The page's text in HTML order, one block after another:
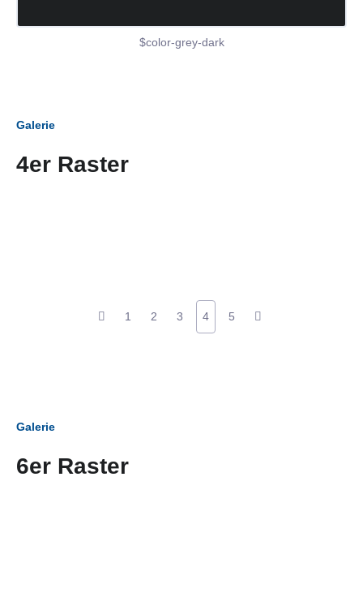
$color-grey-dark
Galerie
4er Raster
1 2 3 4 5
Galerie
6er Raster